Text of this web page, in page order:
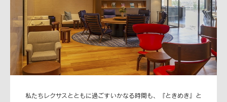
私たちレクサスとともに過ごすいかなる時間も、『ときめき』と